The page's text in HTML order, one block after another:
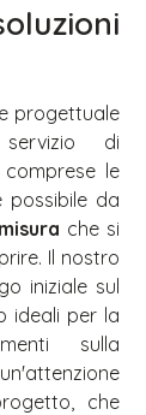
progettuale
di
le
possibile da
che si
Il nostro
iniziale sul
ideali per la
sulla
che